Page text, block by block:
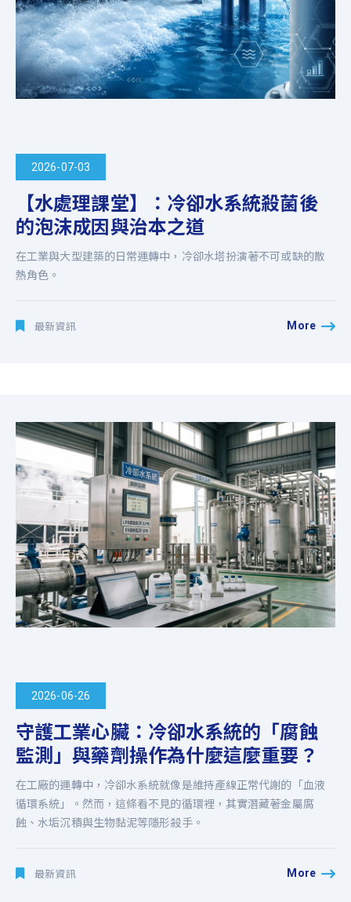
2026-07-03
【水處理課堂】：冷卻水系統殺菌後
的泡沫成因與治本之道
在工業與大型建築的日常運轉中，冷卻水塔扮演著不可或缺的散
熱角色。
最新資訊 More
2026-06-26
守護工業心臟：冷卻水系統的「腐蝕
監測」與藥劑操作為什麼這麼重要？
在工廠的運轉中，冷卻水系統就像是維持產線正常代謝的「血液
循環系統」。然而，這條看不見的循環裡，其實潛藏著金屬腐
蝕、水垢沉積與生物黏泥等隱形殺手。
最新資訊 More